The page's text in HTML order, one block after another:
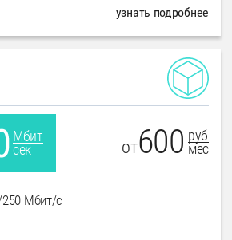
узнать подробнее
Мбит
сек
от600 руб
мес
250 Мбит/с